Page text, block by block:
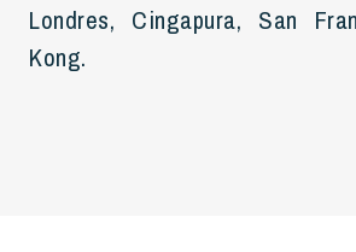
Londres, Cingapura, San
Kong.